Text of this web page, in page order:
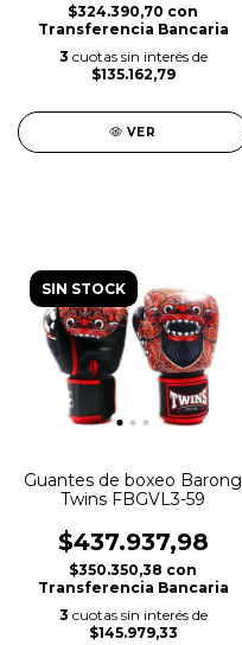
$324.390,70 con
Transferencia Bancaria
3 cuotas sin interés de
$135.162,79
VER
SIN STOCK
Guantes de boxeo Barong
Twins FBGVL3-59
$437.937,98
$350.350,38 con
Transferencia Bancaria
3 cuotas sin interés de
$145.979,33